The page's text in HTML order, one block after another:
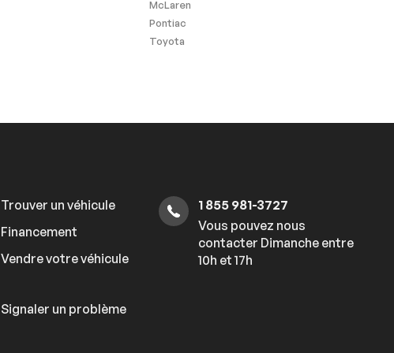
McLaren
Pontiac
Toyota
Trouver un véhicule
Financement
Vendre votre véhicule
Signaler un problème
1 855 981-3727
Vous pouvez nous
contacter Dimanche entre
10h et 17h